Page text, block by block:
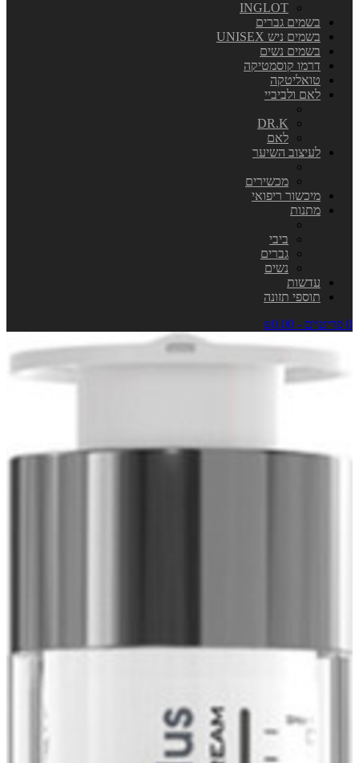
INGLOT
בשמים גברים
בשמים ניש UNISEX
בשמים נשים
דרמו קוסמטיקה
טואליטקה
לאם ולביביי
DR.K
לאם
לעיצוב השיער
מכשירים
מיכשור ריפואי
מתנות
ביבי
גברים
נשים
עדשות
תוספי תזונה
0 פריט\ים - ₪0.00